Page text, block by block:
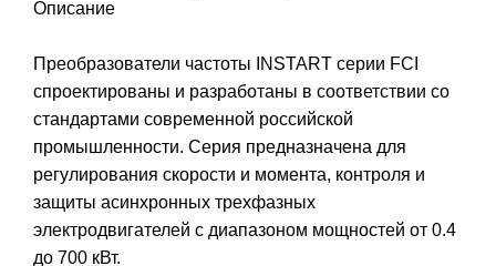
Описание
Преобразователи частоты INSTART серии FCI
спроектированы и разработаны в соответствии со
стандартами современной российской
промышленности. Серия предназначена для
регулирования скорости и момента, контроля и
защиты асинхронных трехфазных
электродвигателей с диапазоном мощностей от 0.4
до 700 кВт.